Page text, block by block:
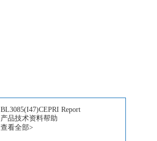
BL3085(I47)CEPRI Report
产品技术资料帮助
查看全部>